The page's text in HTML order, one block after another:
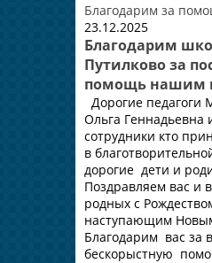
Благодарим за
23.12.2025
Благодарим
Путилково за
помощь нашим
Дорогие
Ольга Геннадьевна
сотрудники кто
в
дорогие дети и
Поздравляем вас и
родных с
наступающим
Благодарим вас за
бескорыстную